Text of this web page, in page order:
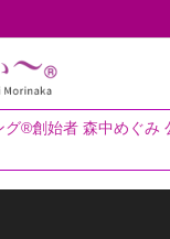
ぃ
予約受付中
グ®創始者 森中めぐみ